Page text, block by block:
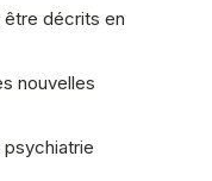
décrits en
nouvelles